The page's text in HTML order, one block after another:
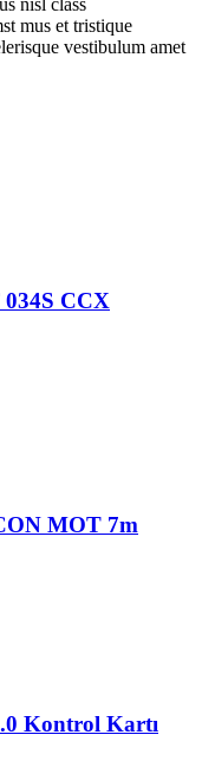
nisl class
mus et tristique
vestibulum amet
CCX
MOT 7m
Kontrol Kartı